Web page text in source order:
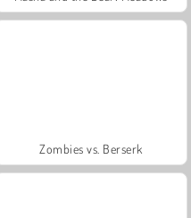
Zombies vs. Berserk